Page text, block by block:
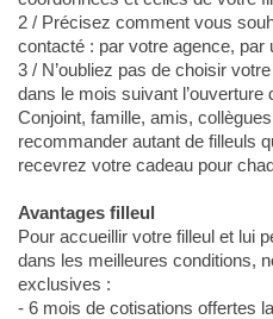
2 / Précisez comment vous
contacté : par votre agence,
3 / N’oubliez pas de choisir
dans le mois suivant l’ouverture
Conjoint, famille, amis,
recommander autant de filleuls
recevrez votre cadeau pour
Avantages filleul
Pour accueillir votre filleul et lui
dans les meilleures conditions,
exclusives :
- 6 mois de cotisations offertes